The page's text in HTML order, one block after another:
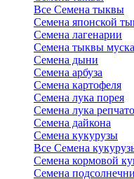
Все Семена тыквы
Семена японской
Семена лагенарии
Семена тыквы
Семена дыни
Семена арбуза
Семена картофеля
Семена лука порея
Семена лука
Семена дайкона
Семена кукурузы
Все Семена
Семена кормовой
Семена